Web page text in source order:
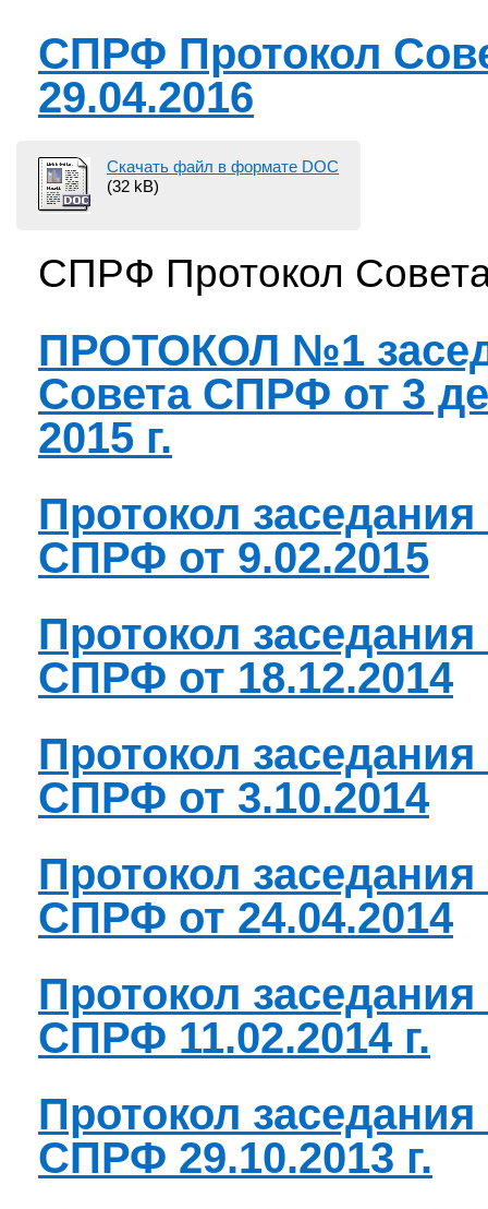
СПРФ Протокол
29.04.2016
Скачать файл в формате DOC
(32 kB)
СПРФ Протокол
ПРОТОКОЛ №1
Совета СПРФ от 3
2015 г.
Протокол заседания
СПРФ от 9.02.2015
Протокол заседания
СПРФ от 18.12.2014
Протокол заседания
СПРФ от 3.10.2014
Протокол
СПРФ от 24.04.2014
Протокол
СПРФ 11.02.2014 г.
Протокол
СПРФ 29.10.2013 г.